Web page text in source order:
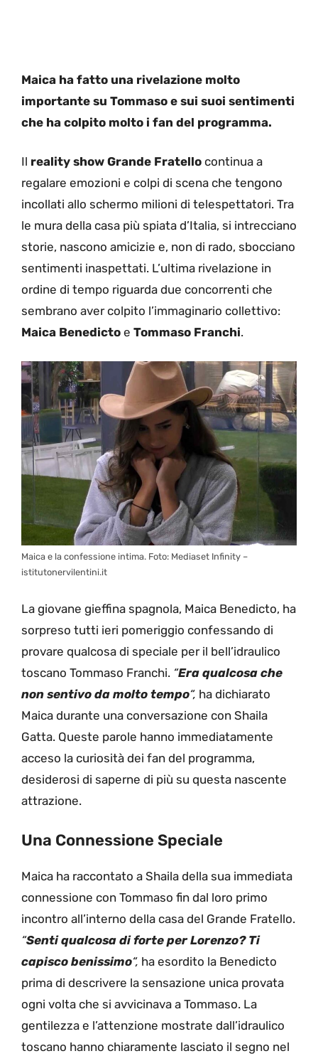
Maica ha fatto una rivelazione molto
importante su Tommaso e sui suoi sentimenti
che ha colpito molto i fan del programma.
Il reality show Grande Fratello continua a
regalare emozioni e colpi di scena che tengono
incollati allo schermo milioni di telespettatori. Tra
le mura della casa più spiata d’Italia, si intrecciano
storie, nascono amicizie e, non di rado, sbocciano
sentimenti inaspettati. L’ultima rivelazione in
ordine di tempo riguarda due concorrenti che
sembrano aver colpito l’immaginario collettivo:
Maica Benedicto e Tommaso Franchi.
Maica e la confessione intima. Foto: Mediaset Infinity –
istitutonervilentini.it
La giovane gieffina spagnola, Maica Benedicto, ha
sorpreso tutti ieri pomeriggio confessando di
provare qualcosa di speciale per il bell’idraulico
toscano Tommaso Franchi. “Era qualcosa che
non sentivo da molto tempo“, ha dichiarato
Maica durante una conversazione con Shaila
Gatta. Queste parole hanno immediatamente
acceso la curiosità dei fan del programma,
desiderosi di saperne di più su questa nascente
attrazione.
Una Connessione Speciale
Maica ha raccontato a Shaila della sua immediata
connessione con Tommaso fin dal loro primo
incontro all’interno della casa del Grande Fratello.
“Senti qualcosa di forte per Lorenzo? Ti
capisco benissimo“, ha esordito la Benedicto
prima di descrivere la sensazione unica provata
ogni volta che si avvicinava a Tommaso. La
gentilezza e l’attenzione mostrate dall’idraulico
toscano hanno chiaramente lasciato il segno nel